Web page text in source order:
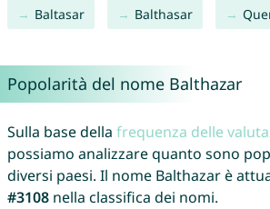
Baltasar Balthasar
Popolarità del nome Balthazar
Sulla base della frequenza delle
possiamo analizzare quanto sono
diversi paesi. Il nome Balthazar è
#3108nella classifica dei nomi.